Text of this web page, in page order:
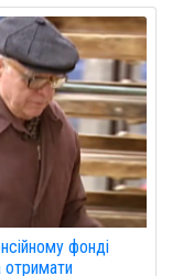
фонді
отримати